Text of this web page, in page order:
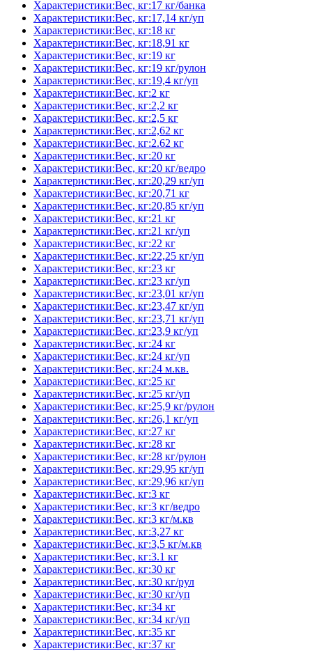
Характеристики:Вес, кг:17 кг/банка
Характеристики:Вес, кг:17,14 кг/уп
Характеристики:Вес, кг:18 кг
Характеристики:Вес, кг:18,91 кг
Характеристики:Вес, кг:19 кг
Характеристики:Вес, кг:19 кг/рулон
Характеристики:Вес, кг:19,4 кг/уп
Характеристики:Вес, кг:2 кг
Характеристики:Вес, кг:2,2 кг
Характеристики:Вес, кг:2,5 кг
Характеристики:Вес, кг:2,62 кг
Характеристики:Вес, кг:2.62 кг
Характеристики:Вес, кг:20 кг
Характеристики:Вес, кг:20 кг/ведро
Характеристики:Вес, кг:20,29 кг/уп
Характеристики:Вес, кг:20,71 кг
Характеристики:Вес, кг:20,85 кг/уп
Характеристики:Вес, кг:21 кг
Характеристики:Вес, кг:21 кг/уп
Характеристики:Вес, кг:22 кг
Характеристики:Вес, кг:22,25 кг/уп
Характеристики:Вес, кг:23 кг
Характеристики:Вес, кг:23 кг/уп
Характеристики:Вес, кг:23,01 кг/уп
Характеристики:Вес, кг:23,47 кг/уп
Характеристики:Вес, кг:23,71 кг/уп
Характеристики:Вес, кг:23,9 кг/уп
Характеристики:Вес, кг:24 кг
Характеристики:Вес, кг:24 кг/уп
Характеристики:Вес, кг:24 м.кв.
Характеристики:Вес, кг:25 кг
Характеристики:Вес, кг:25 кг/уп
Характеристики:Вес, кг:25,9 кг/рулон
Характеристики:Вес, кг:26,1 кг/уп
Характеристики:Вес, кг:27 кг
Характеристики:Вес, кг:28 кг
Характеристики:Вес, кг:28 кг/рулон
Характеристики:Вес, кг:29,95 кг/уп
Характеристики:Вес, кг:29,96 кг/уп
Характеристики:Вес, кг:3 кг
Характеристики:Вес, кг:3 кг/ведро
Характеристики:Вес, кг:3 кг/м.кв
Характеристики:Вес, кг:3,27 кг
Характеристики:Вес, кг:3,5 кг/м.кв
Характеристики:Вес, кг:3.1 кг
Характеристики:Вес, кг:30 кг
Характеристики:Вес, кг:30 кг/рул
Характеристики:Вес, кг:30 кг/уп
Характеристики:Вес, кг:34 кг
Характеристики:Вес, кг:34 кг/уп
Характеристики:Вес, кг:35 кг
Характеристики:Вес, кг:37 кг